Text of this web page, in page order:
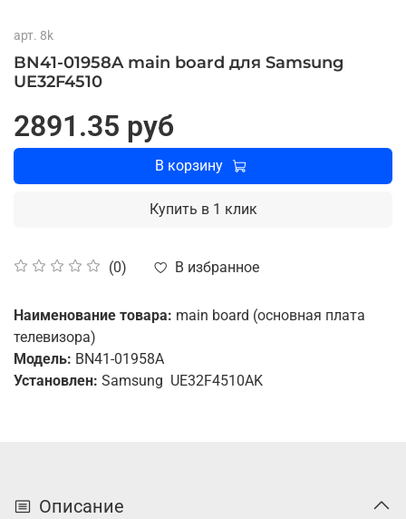
арт. 8k
BN41-01958A main board для Samsung
UE32F4510
(0) В избранное
2891.35 руб
В корзину
Купить в 1 клик
Наименование товара: main board (основная плата
телевизора)
Модель: BN41-01958A
Установлен: Samsung UE32F4510AK
Описание